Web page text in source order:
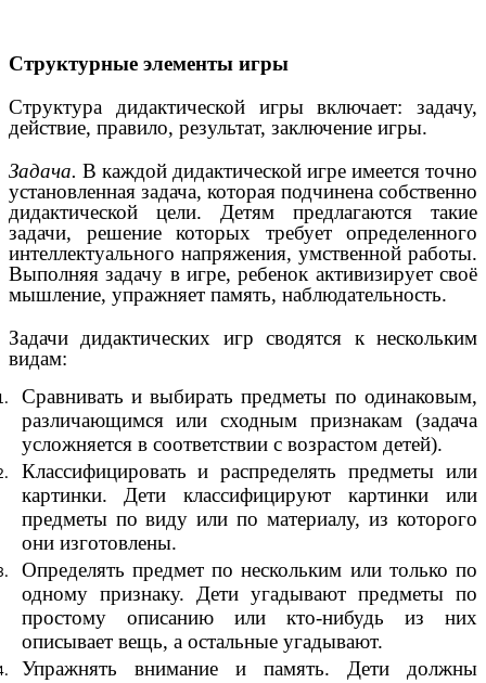
Структурные элементы игры
Структура дидактической игры включает: задачу,
действие, правило, результат, заключение игры.
Задача. В каждой дидактической игре имеется точно
установленная задача, которая подчинена собственно
дидактической цели. Детям предлагаются такие
задачи, решение которых требует определенного
интеллектуального напряжения, умственной работы.
Выполняя задачу в игре, ребенок активизирует своё
мышление, упражняет память, наблюдательность.
Задачи дидактических игр сводятся к нескольким
видам:
Сравнивать и выбирать предметы по одинаковым,
различающимся или сходным признакам (задача
усложняется в соответствии с возрастом детей).
Классифицировать и распределять предметы или
картинки. Дети классифицируют картинки или
предметы по виду или по материалу, из которого
они изготовлены.
Определять предмет по нескольким или только по
одному признаку. Дети угадывают предметы по
простому описанию или кто-нибудь из них
описывает вещь, а остальные угадывают.
Упражнять внимание и память. Дети должны